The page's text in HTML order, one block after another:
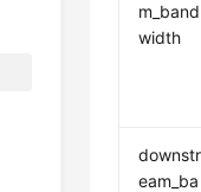
m_band
width
downstr
eam_ba